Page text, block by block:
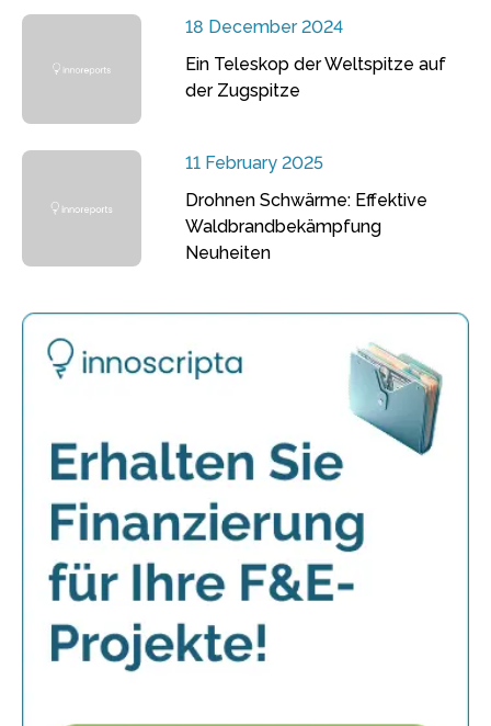
18 December 2024
Ein Teleskop der Weltspitze auf
der Zugspitze
11 February 2025
Drohnen Schwärme: Effektive
Waldbrandbekämpfung
Neuheiten